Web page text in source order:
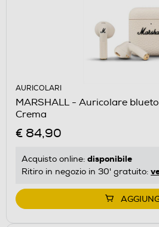
AURICOLARI
MARSHALL - Auricolare
Crema
€ 84,90
Acquisto online: disponibile
Ritiro in negozio in 30' gratuito: